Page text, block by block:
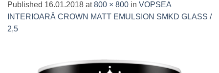
Published 16.01.2018 at800 × 800 in VOPSEA
INTERIOARĂ CROWN MATT EMULSION SMKD GLASS /
2,5